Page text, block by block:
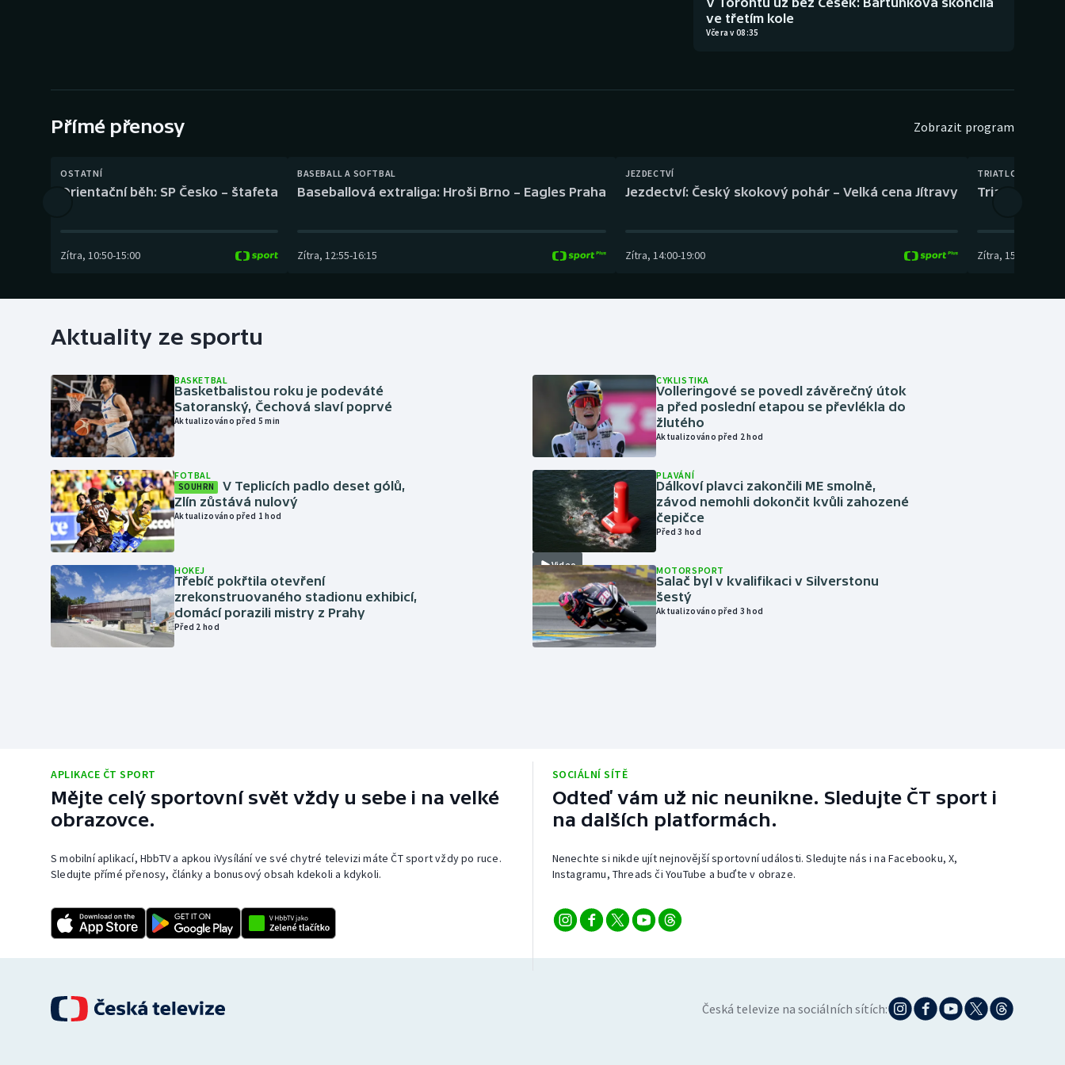
Gymnastika Plážový volejbal
ve třetím kole
Včera v 08:35
Přímé přenosy Zobrazit program
OSTATNÍ
Orientační běh: SP Česko – štafeta
Zítra, 10:50-15:00
BASEBALL A SOFTBAL
Baseballová extraliga: Hroši Brno – Eagles Praha
Zítra, 12:55-16:15
JEZDECTVÍ
Jezdectví: Český skokový pohár – Velká cena Jítravy
Zítra, 14:00-19:00
TRIATLON
Triatlon:
Zítra, 15:00
Aktuality ze sportu
BASKETBAL
Basketbalistou roku je podeváté
Satoranský, Čechová slaví poprvé
Aktualizováno před 5 min
FOTBAL
SOUHRN
V Teplicích padlo deset gólů,
Zlín zůstává nulový
Aktualizováno před 1 hod
HOKEJ
Třebíč pokřtila otevření
zrekonstruovaného stadionu exhibicí,
domácí porazili mistry z Prahy
Před 2 hod
CYKLISTIKA
Volleringové se povedl závěrečný útok
a před poslední etapou se převlékla do
žlutého
Aktualizováno před 2 hod
Video
PLAVÁNÍ
Dálkoví plavci zakončili ME smolně,
závod nemohli dokončit kvůli zahozené
čepičce
Před 3 hod
MOTORSPORT
Salač byl v kvalifikaci v Silverstonu
šestý
Aktualizováno před 3 hod
APLIKACE ČT SPORT
Mějte celý sportovní svět vždy u sebe i na velké
obrazovce.
S mobilní aplikací, HbbTV a apkou iVysílání ve své chytré televizi máte ČT sport vždy po ruce.
Sledujte přímé přenosy, články a bonusový obsah kdekoli a kdykoli.
SOCIÁLNÍ SÍTĚ
Odteď vám už nic neunikne. Sledujte ČT sport i
na dalších platformách.
Nenechte si nikde ujít nejnovější sportovní události. Sledujte nás i na Facebooku, X,
Instagramu, Threads či YouTube a buďte v obraze.
Česká televize na sociálních sítích: